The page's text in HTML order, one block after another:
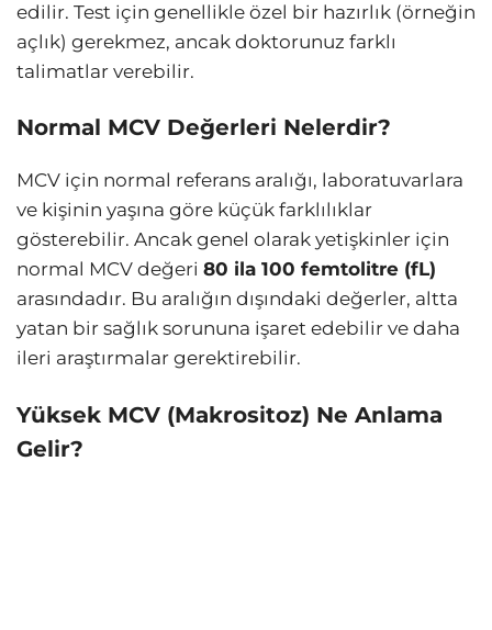
edilir. Test için genellikle özel bir hazırlık (örneğin
açlık) gerekmez, ancak doktorunuz farklı
talimatlar verebilir.
Normal MCV Değerleri Nelerdir?
MCV için normal referans aralığı, laboratuvarlara
ve kişinin yaşına göre küçük farklılıklar
gösterebilir. Ancak genel olarak yetişkinler için
normal MCV değeri 80 ila 100 femtolitre (fL)
arasındadır. Bu aralığın dışındaki değerler, altta
yatan bir sağlık sorununa işaret edebilir ve daha
ileri araştırmalar gerektirebilir.
Yüksek MCV (Makrositoz) Ne Anlama
Gelir?